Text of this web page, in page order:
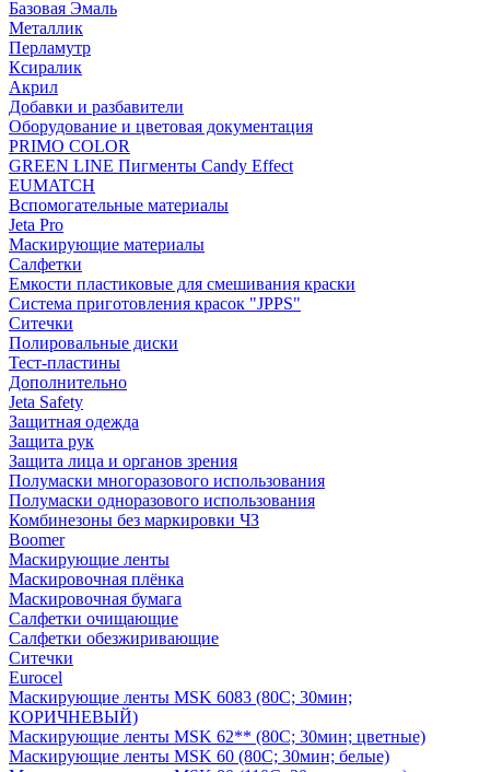
Базовая Эмаль
Металлик
Перламутр
Ксиралик
Акрил
Добавки и разбавители
Оборудование и цветовая документация
PRIMO COLOR
GREEN LINE Пигменты Candy Effect
EUMATCH
Вспомогательные материалы
Jeta Pro
Маскирующие материалы
Салфетки
Емкости пластиковые для смешивания краски
Система приготовления красок "JPPS"
Ситечки
Полировальные диски
Тест-пластины
Дополнительно
Jeta Safety
Защитная одежда
Защита рук
Защита лица и органов зрения
Полумаски многоразового использования
Полумаски одноразового использования
Комбинезоны без маркировки ЧЗ
Boomer
Маскирующие ленты
Маскировочная плёнка
Маскировочная бумага
Салфетки очищающие
Салфетки обезжиривающие
Ситечки
Euroсel
Маскирующие ленты MSK 6083 (80С; 30мин;
КОРИЧНЕВЫЙ)
Маскирующие ленты MSK 62** (80С; 30мин; цветные)
Маскирующие ленты MSK 60 (80С; 30мин; белые)